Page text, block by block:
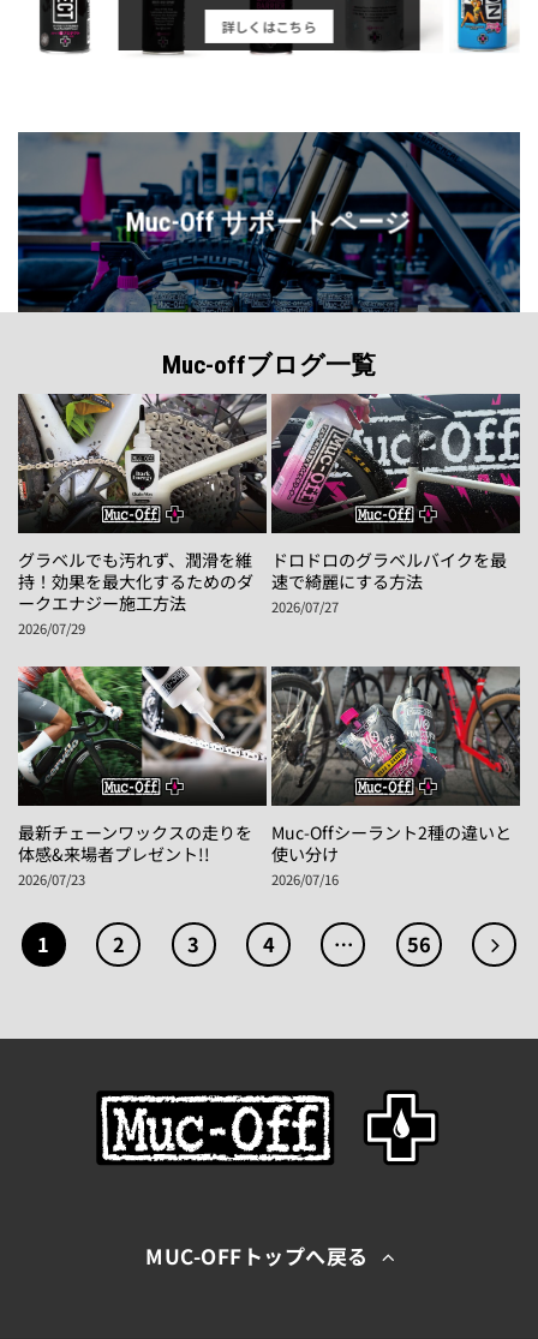
詳しくはこちら
Muc-Off サポートページ
Muc-offブログ一覧
グラベルでも汚れず、潤滑を維
持！効果を最大化するためのダ
ークエナジー施工方法
2026/07/29
ドロドロのグラベルバイクを最
速で綺麗にする方法
2026/07/27
最新チェーンワックスの走りを
体感&来場者プレゼント!!
2026/07/23
Muc-Offシーラント2種の違いと
使い分け
2026/07/16
1 2 3 4 … 56
MUC-OFFトップへ戻る